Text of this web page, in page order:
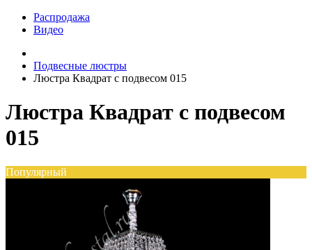
Распродажа
Видео
Подвесные люстры
Люстра Квадрат с подвесом 015
Люстра Квадрат с подвесом
015
Популярный